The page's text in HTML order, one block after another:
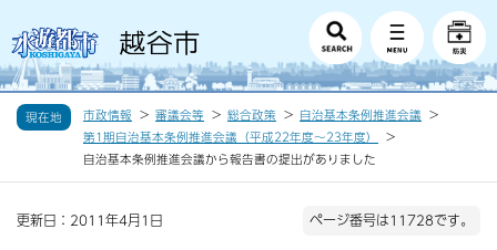
現在地 市政情報 審議会等 総合政策
自治基本条例推進会議
第1期自治基本条例推進会議（平成22年度〜23年度）
自治基本条例推進会議から報告書の提出がありました
更新日：2011年4月1日 ページ番号は11728です。